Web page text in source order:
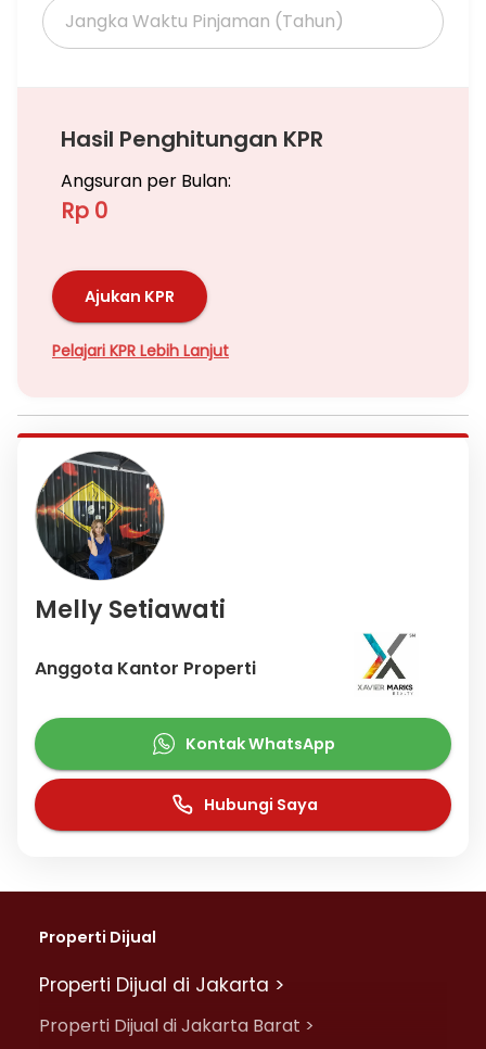
Hasil Penghitungan KPR
Angsuran per Bulan:
Rp 0
Ajukan KPR
Pelajari KPR Lebih Lanjut
Melly Setiawati
Anggota Kantor Properti
Kontak WhatsApp
Hubungi Saya
Properti Dijual
Properti Dijual di Jakarta >
Properti Dijual di Jakarta Barat >